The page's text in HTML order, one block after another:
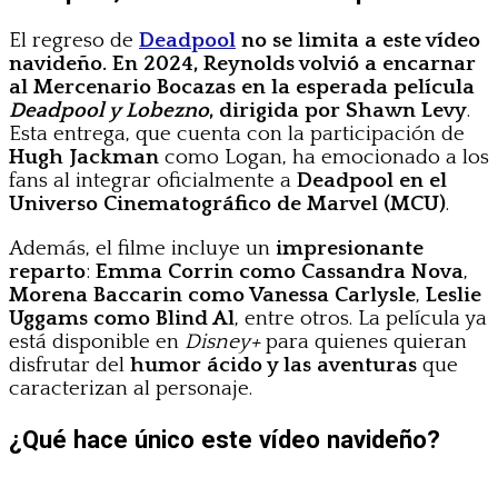
El regreso de Deadpool no se limita a este vídeo
navideño. En 2024, Reynolds volvió a encarnar
al Mercenario Bocazas en la esperada película
Deadpool y Lobezno, dirigida por Shawn Levy.
Esta entrega, que cuenta con la participación de
Hugh Jackman como Logan, ha emocionado a los
fans al integrar oficialmente a Deadpool en el
Universo Cinematográfico de Marvel (MCU).
Además, el filme incluye un impresionante
reparto: Emma Corrin como Cassandra Nova,
Morena Baccarin como Vanessa Carlysle, Leslie
Uggams como Blind Al, entre otros. La película ya
está disponible en Disney+para quienes quieran
disfrutar del humor ácido y las aventuras que
caracterizan al personaje.
¿Qué hace único este vídeo navideño?